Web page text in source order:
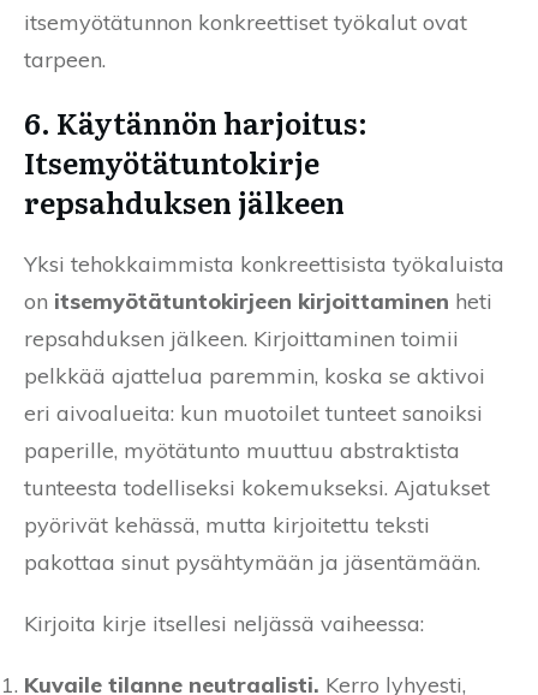
itsemyötätunnon konkreettiset työkalut ovat
tarpeen.
6. Käytännön harjoitus:
Itsemyötätuntokirje
repsahduksen jälkeen
Yksi tehokkaimmista konkreettisista työkaluista
on itsemyötätuntokirjeen kirjoittaminen heti
repsahduksen jälkeen. Kirjoittaminen toimii
pelkkää ajattelua paremmin, koska se aktivoi
eri aivoalueita: kun muotoilet tunteet sanoiksi
paperille, myötätunto muuttuu abstraktista
tunteesta todelliseksi kokemukseksi. Ajatukset
pyörivät kehässä, mutta kirjoitettu teksti
pakottaa sinut pysähtymään ja jäsentämään.
Kirjoita kirje itsellesi neljässä vaiheessa:
Kuvaile tilanne neutraalisti. Kerro lyhyesti,